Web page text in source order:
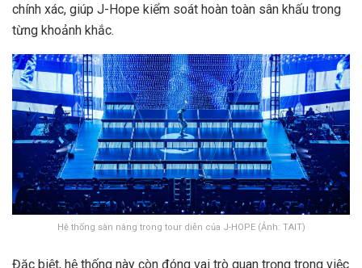
chính xác, giúp J-Hope kiểm soát hoàn toàn sân khấu trong
từng khoảnh khắc.
Hệ thống sàn nâng trong tour diễn của J-HOPE (Ảnh: TAIT)
Đặc biệt, hệ thống này còn đóng vai trò quan trọng trong việc